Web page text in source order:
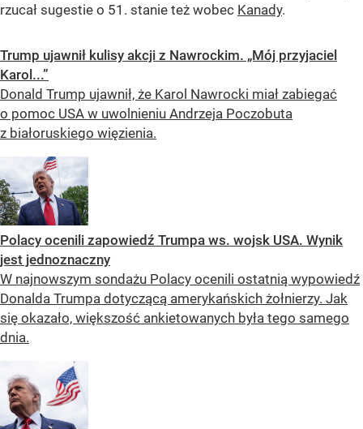
rzucał sugestie o 51. stanie też wobec Kanady.
Trump ujawnił kulisy akcji z Nawrockim. „Mój przyjaciel
Karol...”
Donald Trump ujawnił, że Karol Nawrocki miał zabiegać
o pomoc USA w uwolnieniu Andrzeja Poczobuta
z białoruskiego więzienia.
Polacy ocenili zapowiedź Trumpa ws. wojsk USA. Wynik
jest jednoznaczny
W najnowszym sondażu Polacy ocenili ostatnią wypowiedź
Donalda Trumpa dotyczącą amerykańskich żołnierzy. Jak
się okazało, większość ankietowanych była tego samego
dnia.